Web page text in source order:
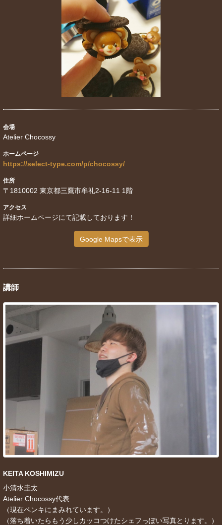
会場
Atelier Chocossy
ホームページ
https://select-type.com/p/chocossy/
住所
〒1810002 東京都三鷹市牟礼2-16-11 1階
アクセス
詳細ホームページにて記載しております！
Google Mapsで表示
講師
KEITA KOSHIMIZU
小清水圭太
Atelier Chocossy代表
（現在ペンキにまみれています。）
（落ち着いたらもう少しカッコつけたシェフっぽい写真とります。）